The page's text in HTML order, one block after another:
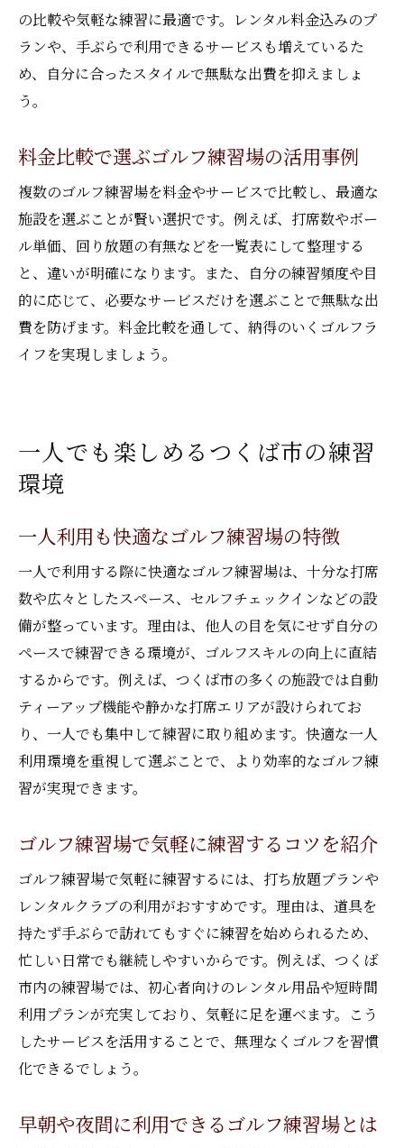
の比較や気軽な練習に最適です。レンタル料金込みのプ
ランや、手ぶらで利用できるサービスも増えているた
め、自分に合ったスタイルで無駄な出費を抑えましょ
う。
料金比較で選ぶゴルフ練習場の活用事例
複数のゴルフ練習場を料金やサービスで比較し、最適な
施設を選ぶことが賢い選択です。例えば、打席数やボー
ル単価、回り放題の有無などを一覧表にして整理する
と、違いが明確になります。また、自分の練習頻度や目
的に応じて、必要なサービスだけを選ぶことで無駄な出
費を防げます。料金比較を通して、納得のいくゴルフラ
イフを実現しましょう。
一人でも楽しめるつくば市の練習
環境
一人利用も快適なゴルフ練習場の特徴
一人で利用する際に快適なゴルフ練習場は、十分な打席
数や広々としたスペース、セルフチェックインなどの設
備が整っています。理由は、他人の目を気にせず自分の
ペースで練習できる環境が、ゴルフスキルの向上に直結
するからです。例えば、つくば市の多くの施設では自動
ティーアップ機能や静かな打席エリアが設けられてお
り、一人でも集中して練習に取り組めます。快適な一人
利用環境を重視して選ぶことで、より効率的なゴルフ練
習が実現できます。
ゴルフ練習場で気軽に練習するコツを紹介
ゴルフ練習場で気軽に練習するには、打ち放題プランや
レンタルクラブの利用がおすすめです。理由は、道具を
持たず手ぶらで訪れてもすぐに練習を始められるため、
忙しい日常でも継続しやすいからです。例えば、つくば
市内の練習場では、初心者向けのレンタル用品や短時間
利用プランが充実しており、気軽に足を運べます。こう
したサービスを活用することで、無理なくゴルフを習慣
化できるでしょう。
早朝や夜間に利用できるゴルフ練習場とは